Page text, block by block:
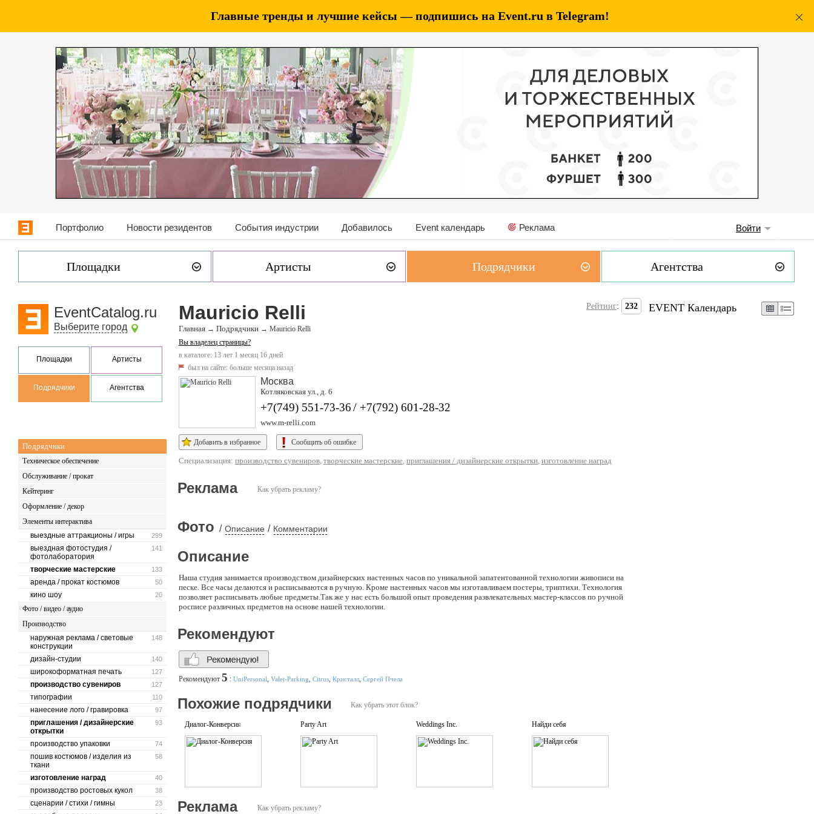
Главные тренды и лучшие кейсы — подпишись на Event.ru в Telegram!
Портфолио Новости резидентов События индустрии Добавилось Event календарь Реклама Войти
Площадки Артисты Подрядчики Агентства
EventCatalog.ru
Выберите город
Площадки Артисты
Подрядчики Агентства
Подрядчики
Техническое обеспечение
Обслуживание / прокат
Кейтеринг
Оформление / декор
Элементы интерактива
299
выездные аттракционы / игры
141
выездная фотостудия /
фотолаборатория
133
творческие мастерские
50
аренда / прокат костюмов
20
кино шоу
Фото / видео / аудио
Производство
148
наружная реклама / световые
конструкции
140
дизайн-студии
127
широкоформатная печать
127
производство сувениров
110
типографии
97
нанесение лого / гравировка
93
приглашения / дизайнерские
открытки
74
производство упаковки
58
пошив костюмов / изделия из
ткани
40
изготовление наград
38
производство ростовых кукол
23
сценарии / стихи / гимны
Mauricio Relli
Главная → Подрядчики → Mauricio Relli
Вы владелец страницы?
в каталоге: 13 лет 1 месяц 16 дней
был на сайте: больше месяца назад
Рейтинг: 232
Москва
Котляковская ул., д. 6
+7(749) 551-73-36/ +7(792) 601-28-32
www.m-relli.com
Добавить в избранное Сообщить об ошибке
Специализация: производство сувениров, творческие мастерские, приглашения / дизайнерские открытки, изготовление наград
Как убрать рекламу?
Реклама
Фото / Описание / Комментарии
Описание
Наша студия занимается производством дизайнерских настенных часов по уникальной запатентованной технологии живописи на
песке. Все часы делаются и расписываются в ручную. Кроме настенных часов мы изготавливаем постеры, триптихи. Технология
позволяет расписывать любые предметы.Так же у нас есть большой опыт проведения развлекательных мастер-классов по ручной
росписе различных предметов на основе нашей технологии.
Рекомендуют
Рекомендуют 5 : UniPersonal Valet-Parking Citrus Кристалл Сергей Пчела
Как убрать этот блок?
Похожие подрядчики
Диалог-Конверсия Party Art Weddings Inc. Найди себя
Как убрать рекламу?
Реклама
EVENT Календарь